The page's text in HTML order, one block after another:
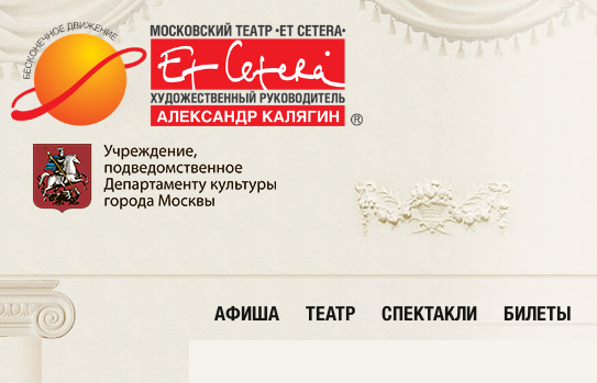
АФИША ТЕАТР СПЕКТАКЛИ БИЛЕТЫ